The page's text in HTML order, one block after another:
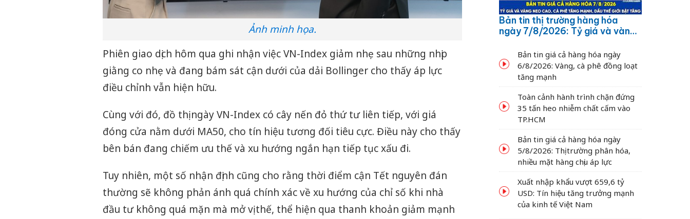
Ảnh minh họa.
Phiên giao dịch hôm qua ghi nhận việc VN-Index giảm nhẹ sau những nhịp
giằng co nhẹ và đang bám sát cận dưới của dải Bollinger cho thấy áp lực
điều chỉnh vẫn hiện hữu.
Cùng với đó, đồ thị ngày VN-Index có cây nến đỏ thứ tư liên tiếp, với giá
đóng cửa nằm dưới MA50, cho tín hiệu tương đối tiêu cực. Điều này cho thấy
bên bán đang chiếm ưu thế và xu hướng ngắn hạn tiếp tục xấu đi.
Tuy nhiên, một số nhận định cũng cho rằng thời điểm cận Tết nguyên đán
thường sẽ không phản ánh quá chính xác về xu hướng của chỉ số khi nhà
đầu tư không quá mặn mà mở vị thế, thể hiện qua thanh khoản giảm mạnh
Bản tin thị trường hàng hóa
ngày 7/8/2026: Tỷ giá và vàng
dầu thế giới bật tăng
Bản tin giá cả hàng hóa ngày
6/8/2026: Vàng, cà phê đồng loạt
tăng mạnh
Toàn cảnh hành trình chặn đứng
35 tấn heo nhiễm chất cấm vào
TP.HCM
Bản tin giá cả hàng hóa ngày
5/8/2026: Thị trường phân hóa,
nhiều mặt hàng chịu áp lực
Xuất nhập khẩu vượt 659,6 tỷ
USD: Tín hiệu tăng trưởng mạnh
của kinh tế Việt Nam